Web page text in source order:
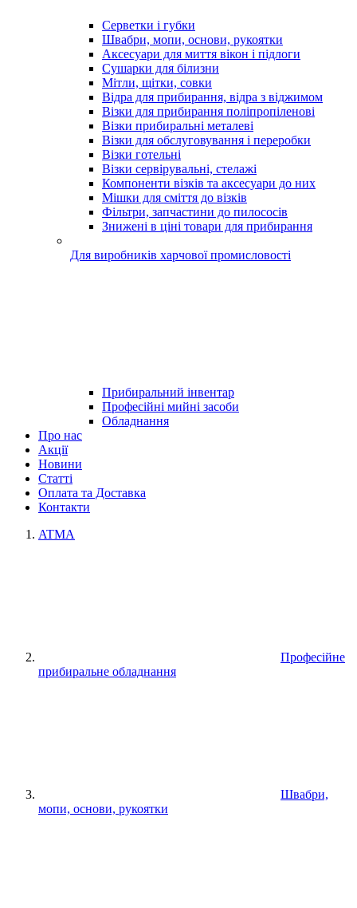
Серветки і губки
Швабри, мопи, основи, рукоятки
Аксесуари для миття вікон і підлоги
Сушарки для білизни
Мітли, щітки, совки
Відра для прибирання, відра з віджимом
Візки для прибирання поліпропіленові
Візки прибиральні металеві
Візки для обслуговування і переробки
Візки готельні
Візки сервірувальні, стелажі
Компоненти візків та аксесуари до них
Мішки для сміття до візків
Фільтри, запчастини до пилососів
Знижені в ціні товари для прибирання
Для виробників харчової промисловості
Прибиральний інвентар
Професійні мийні засоби
Обладнання
Про нас
Акції
Новини
Статті
Оплата та Доставка
Контакти
ATMA
Професійне
прибиральне обладнання
Швабри,
мопи, основи, рукоятки